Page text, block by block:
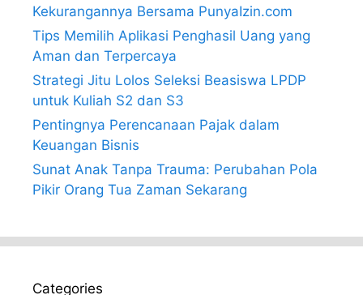
Kekurangannya Bersama PunyaIzin.com
Tips Memilih Aplikasi Penghasil Uang yang
Aman dan Terpercaya
Strategi Jitu Lolos Seleksi Beasiswa LPDP
untuk Kuliah S2 dan S3
Pentingnya Perencanaan Pajak dalam
Keuangan Bisnis
Sunat Anak Tanpa Trauma: Perubahan Pola
Pikir Orang Tua Zaman Sekarang
Categories